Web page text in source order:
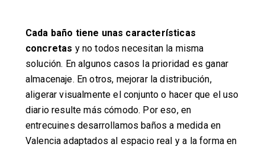
Cada baño tiene unas características
concretas y no todos necesitan la misma
solución. En algunos casos la prioridad es ganar
almacenaje. En otros, mejorar la distribución,
aligerar visualmente el conjunto o hacer que el uso
diario resulte más cómodo. Por eso, en
entrecuines desarrollamos baños a medida en
Valencia adaptados al espacio real y a la forma en